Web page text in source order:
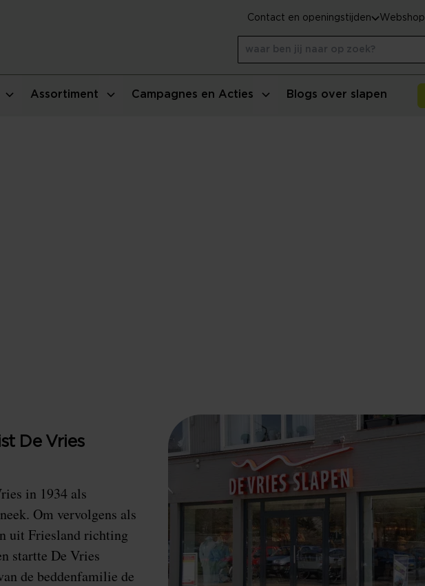
Assortiment Campagnes en Acties Blogs over slapen
Contact en openingstijden Webshop
De Vries
in 1934 als
Om vervolgens als
uit Friesland richting
startte De Vries
de beddenfamilie de